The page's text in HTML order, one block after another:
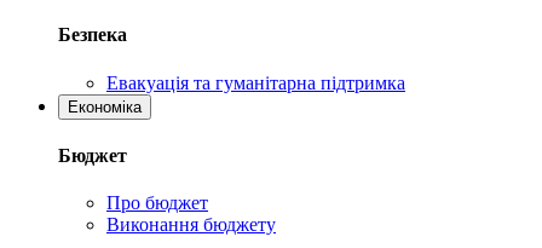
Безпека
Евакуація та гуманітарна підтримка
Економіка
Бюджет
Про бюджет
Виконання бюджету